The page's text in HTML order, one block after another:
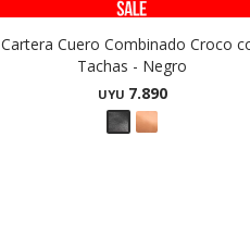
Cartera Cuero Combinado Croco
Tachas - Negro
UYU 7.890